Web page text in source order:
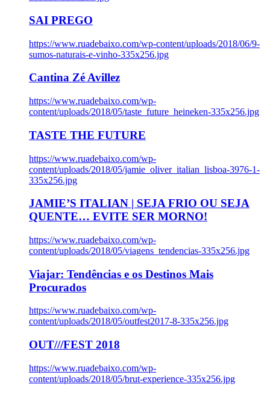
SAI PREGO
https://www.ruadebaixo.com/wp-content/uploads/2018/06/9-
sumos-naturais-e-vinho-335x256.jpg
Cantina Zé Avillez
https://www.ruadebaixo.com/wp-
content/uploads/2018/05/taste_future_heineken-335x256.jpg
TASTE THE FUTURE
https://www.ruadebaixo.com/wp-
content/uploads/2018/05/jamie_oliver_italian_lisboa-3976-1-
335x256.jpg
JAMIE’S ITALIAN | SEJA FRIO OU SEJA
QUENTE… EVITE SER MORNO!
https://www.ruadebaixo.com/wp-
content/uploads/2018/05/viagens_tendencias-335x256.jpg
Viajar: Tendências e os Destinos Mais
Procurados
https://www.ruadebaixo.com/wp-
content/uploads/2018/05/outfest2017-8-335x256.jpg
OUT///FEST 2018
https://www.ruadebaixo.com/wp-
content/uploads/2018/05/brut-experience-335x256.jpg